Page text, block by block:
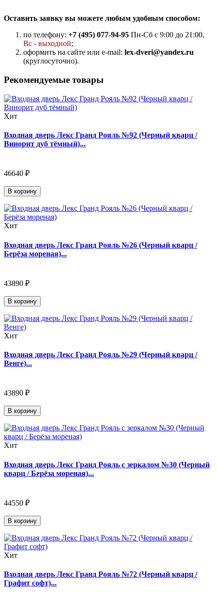
Оставить заявку вы можете любым удобным способом:
по телефону: +7 (495) 077-94-95 Пн-Сб с 9:00 до 21:00,
Вс - выходной;
оформить на сайте или e-mail: lex-dveri@yandex.ru
(круглосуточно).
Рекомендуемые товары
Хит
Входная дверь Лекс Гранд Рояль №92 (Черный кварц /
Винорит дуб тёмный)...
46640 ₽
В корзину
Хит
Входная дверь Лекс Гранд Рояль №26 (Черный кварц /
Берёза мореная)...
43890 ₽
В корзину
Хит
Входная дверь Лекс Гранд Рояль №29 (Черный кварц /
Венге)...
43890 ₽
В корзину
Хит
Входная дверь Лекс Гранд Рояль с зеркалом №30 (Черный
кварц / Берёза мореная)...
44550 ₽
В корзину
Хит
Входная дверь Лекс Гранд Рояль №72 (Черный кварц /
Графит софт)...